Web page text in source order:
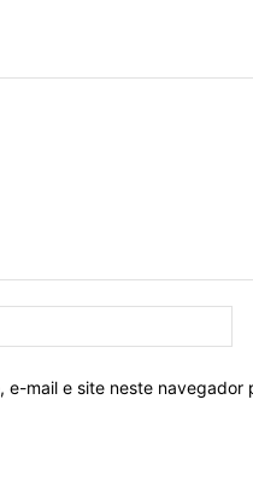
e-mail e site neste